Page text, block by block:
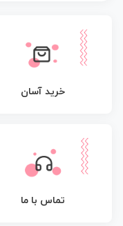
خرید آسان
تماس با ما